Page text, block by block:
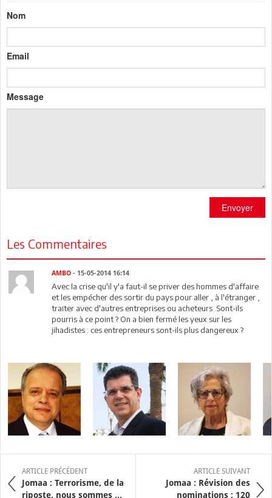
Nom
Email
Message
Envoyer
Les Commentaires
AMBO - 15-05-2014 16:14
Avec la crise qu'il y'a faut-il se priver des hommes d'affaire
et les empécher des sortir du pays pour aller , à l'étranger ,
traiter avec d'autres entreprises ou acheteurs .Sont-ils
pourris à ce point ? On a bien fermé les yeux sur les
jihadistes : ces entrepreneurs sont-ils plus dangereux ?
ARTICLE PRÉCÉDENT
Jomaa : Terrorisme, de la
riposte, nous sommes ...
ARTICLE SUIVANT
Jomaa : Révision des
nominations : 120